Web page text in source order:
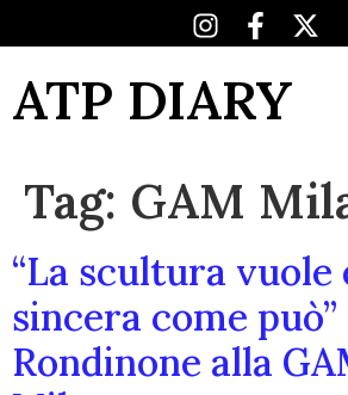
ATP DIARY
Tag: GAM
“La scultura vuole
sincera come può”
Rondinone alla